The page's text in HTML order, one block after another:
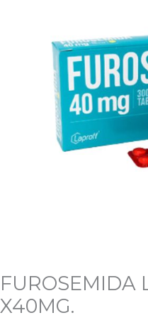
FUROSEMIDA
X40MG.